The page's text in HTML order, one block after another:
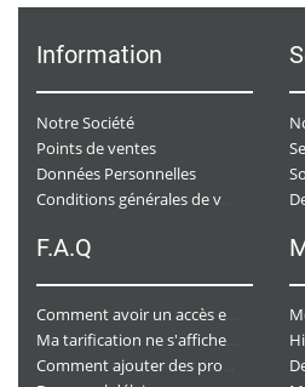
Information
Notre Société
Points de ventes
Données Personnelles
F.A.Q